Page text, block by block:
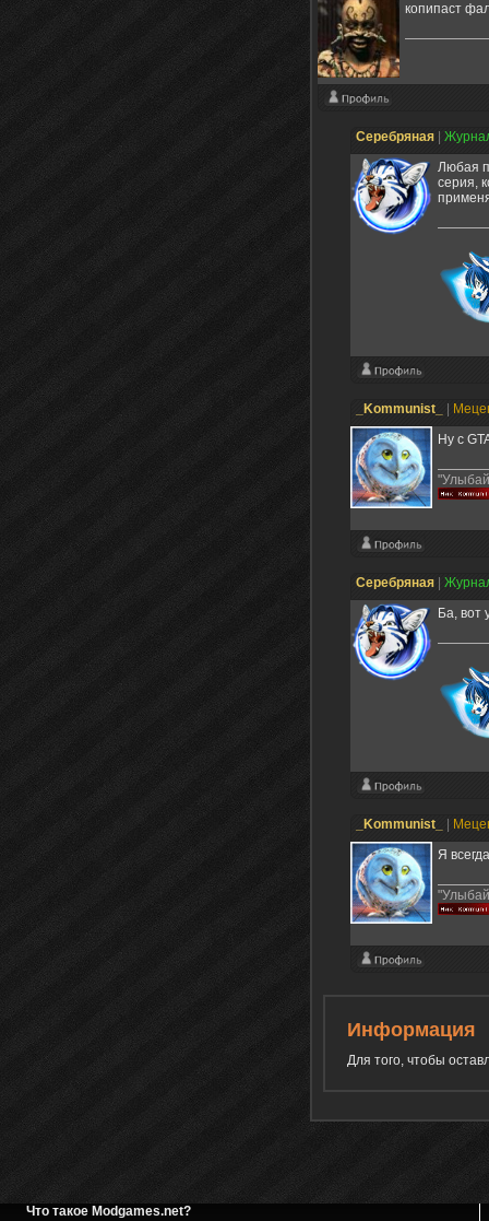
копипаст
Серебряная
Любая
серия,
_Kommunist_
Ну с
Серебряная
Ба, вот
_Kommunist_
Я
Информация
Для того, чтобы
Что такое Modgames.net?